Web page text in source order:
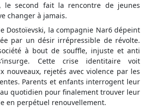
le second fait la rencontre de jeunes
changer à jamais.
Dostoïevski, la compagnie Nar6 dépeint
par un désir irrépressible de révolte.
à bout de souffle, injuste et anti
Cette crise identitaire voit
nouveaux, rejetés avec violence par les
Parents et enfants interrogent leur
quotidien pour finalement trouver leur
en perpétuel renouvellement.